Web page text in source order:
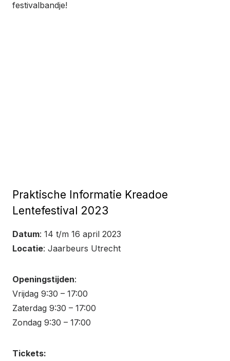
festivalbandje!
Praktische Informatie Kreadoe
Lentefestival 2023
Datum: 14 t/m 16 april 2023
Locatie: Jaarbeurs Utrecht
Openingstijden:
Vrijdag 9:30 – 17:00
Zaterdag 9:30 – 17:00
Zondag 9:30 – 17:00
Tickets: